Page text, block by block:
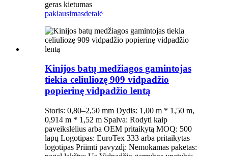
geras kietumas
paklausimasdetalė
Kinijos batų medžiagos gamintojas
tiekia celiuliozę 909 vidpadžio
popierinę vidpadžio lentą
Storis: 0,80–2,50 mm Dydis: 1,00 m * 1,50 m,
0,914 m * 1,52 m Spalva: Rodyti kaip
paveikslėlius arba OEM pritaikytą MOQ: 500
lapų Logotipas: EuroTex 333 arba pritaikytas
logotipas Priimti pavyzdį: Nemokamas paketas: